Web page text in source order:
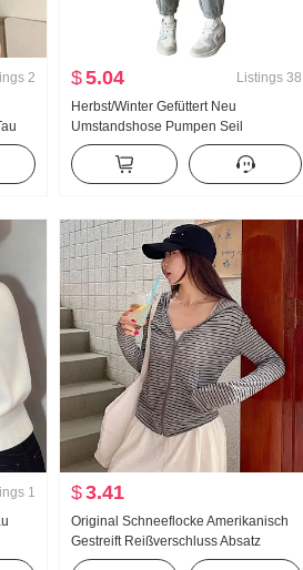
2
$5.04 Listings 38
Herbst/Winter Gefüttert Neu
Umstandshose Pumpen Seil
Außerhalb zu tragen Schlank
Bündchen Hosen Pumphose
Schwangerschaft Nach Kann
1
$3.41
Original Schneeflocke Amerikanisch
Gestreift Reißverschluss Absatz
Sonnenschutz Strickjacke Langarm